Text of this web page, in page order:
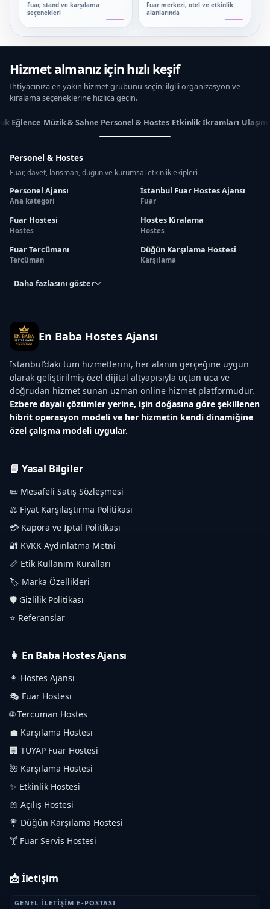
Fuar, stand ve karşılama
seçenekleri
Fuar merkezi, otel ve etkinlik
alanlarında
Hizmet almanız için hızlı keşif
İhtiyacınıza en yakın hizmet grubunu seçin; ilgili organizasyon ve
kiralama seçeneklerine hızlıca geçin.
Eğlence Müzik & Sahne Personel & Hostes Etkinlik İkramları
Personel & Hostes
Fuar, davet, lansman, düğün ve kurumsal etkinlik ekipleri
Personel Ajansı
Ana kategori
İstanbul Fuar Hostes Ajansı
Fuar
Fuar Hostesi
Hostes
Hostes Kiralama
Hostes
Fuar Tercümanı
Tercüman
Düğün Karşılama Hostesi
Karşılama
Daha fazlasını göster
En Baba Hostes Ajansı
İstanbul’daki tüm hizmetlerini, her alanın gerçeğine uygun
olarak geliştirilmiş özel dijital altyapısıyla uçtan uca ve
doğrudan hizmet sunan uzman online hizmet platformudur.
Ezbere dayalı çözümler yerine, işin doğasına göre şekillenen
hibrit operasyon modeli ve her hizmetin kendi dinamiğine
özel çalışma modeli uygular.
📘 Yasal Bilgiler
📜 Mesafeli Satış Sözleşmesi
⚖️ Fiyat Karşılaştırma Politikası
💳 Kapora ve İptal Politikası
🔐 KVKK Aydınlatma Metni
📏 Etik Kullanım Kuralları
🏷️ Marka Özellikleri
🛡️ Gizlilik Politikası
⭐ Referanslar
👩 En Baba Hostes Ajansı
👩 Hostes Ajansı
🎭 Fuar Hostesi
🌐 Tercüman Hostes
💼 Karşılama Hostesi
🏢 TÜYAP Fuar Hostesi
🌺 Karşılama Hostesi
✨ Etkinlik Hostesi
🎀 Açılış Hostesi
💐 Düğün Karşılama Hostesi
🍸 Fuar Servis Hostesi
📩 İletişim
GENEL İLETIŞIM E-POSTASI